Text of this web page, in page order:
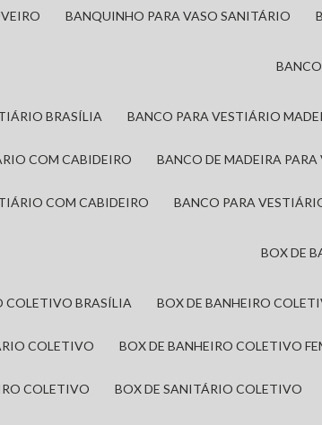
BANQUINHO PARA VASO SANITÁRIO
BRASÍLIA BANCO PARA VESTIÁRIO
COM CABIDEIRO BANCO DE MADEIRA
COM CABIDEIRO BANCO PARA
BOX DE
COLETIVO BRASÍLIA BOX DE BANHEIRO
COLETIVO BOX DE BANHEIRO COLETIVO
COLETIVO BOX DE SANITÁRIO COLETIVO